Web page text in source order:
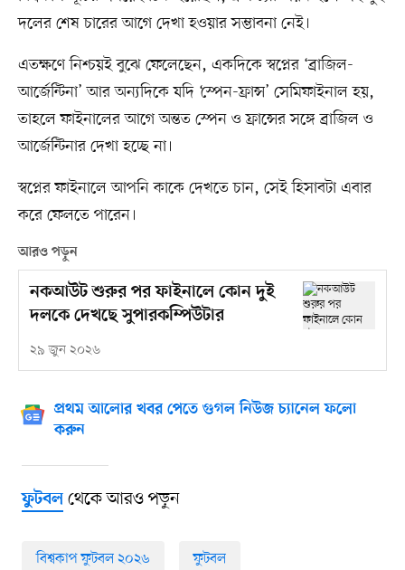
দলের শেষ চারের আগে দেখা হওয়ার সম্ভাবনা নেই।
এতক্ষণে নিশ্চয়ই বুঝে ফেলেছেন, একদিকে স্বপ্নের ‘ব্রাজিল-
আর্জেন্টিনা’ আর অন্যদিকে যদি ‘স্পেন-ফ্রান্স’ সেমিফাইনাল হয়,
তাহলে ফাইনালের আগে অন্তত স্পেন ও ফ্রান্সের সঙ্গে ব্রাজিল ও
আর্জেন্টিনার দেখা হচ্ছে না।
স্বপ্নের ফাইনালে আপনি কাকে দেখতে চান, সেই হিসাবটা এবার
করে ফেলতে পারেন।
আরও পড়ুন
নকআউট শুরুর পর ফাইনালে কোন দুই
দলকে দেখছে সুপারকম্পিউটার
২৯ জুন ২০২৬
প্রথম আলোর খবর পেতে গুগল নিউজ চ্যানেল ফলো
করুন
ফুটবলথেকে আরও পড়ুন
বিশ্বকাপ ফুটবল ২০২৬ ফুটবল